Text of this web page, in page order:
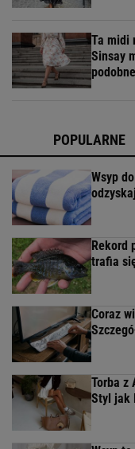
Ta midi
Sinsay
podobne
POPULARNE
Wsyp
Rekord
trafia
Coraz
Torba z
Styl jak